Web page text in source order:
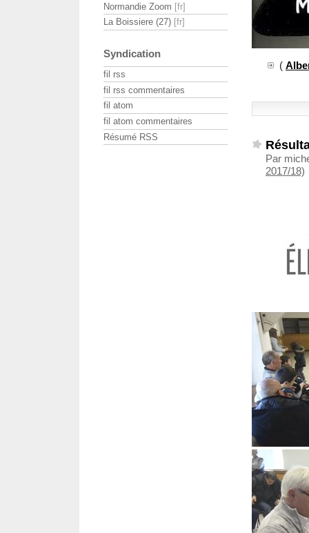
(
Par
2017/18)
Normandie Zoom
La Boissiere (27)
Syndication
fil rss
fil rss commentaires
fil atom
fil atom commentaires
Résumé RSS